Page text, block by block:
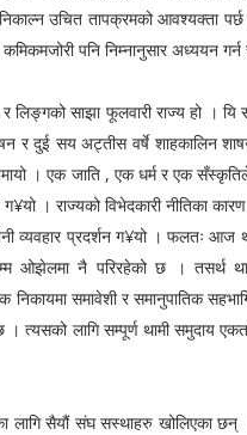
उचित तापक्रमको आवश्यक्ता
कमिकमजोरी पनि निम्नानुसार अध्ययन
हो । यि सम्पूर्ण
र दुई सय अट्तीस वर्षे शाहकालिन
। एक जाति , एक धर्म र एक
। राज्यको विभेदकारी नीतिका
व्यवहार प्रदर्शन ग¥यो । फलतः आज
ओझेलमा नै परिरहेको छ । तसर्थ
समावेशी र समानुपातिक
त्यसको लागि सम्पूर्ण थामी समुदाय
खोलिएका छन् ।